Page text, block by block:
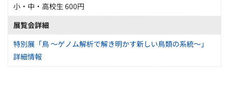
小・中・高校生 600円
展覧会詳細
特別展「鳥 ～ゲノム解析で解き明かす新しい鳥類の系統～」
詳細情報